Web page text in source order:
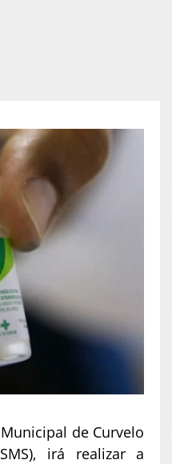
de Curvelo
irá realizar a